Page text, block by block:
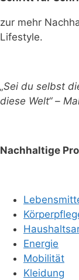
zur mehr
Lifestyle.
„Sei du selbst
diese Welt“ –
Nachhaltige
Energie
Mobilität
Kleidung